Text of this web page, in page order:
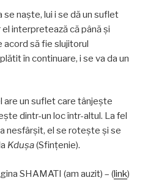
se naşte, lui i se dă un suflet
el interpretează că până şi
acord să fie slujitorul
în continuare, i se va da un
un suflet care tânjeşte
dintr-un loc într-altul. La fel
nesfârşit, el se roteşte şi se
Kduşa(Sfinţenie).
SHAMATI (am auzit) – (link)